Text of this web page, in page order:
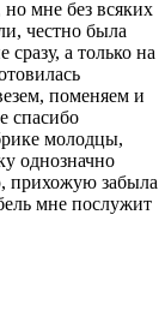
но мне без всяких
честно была
сразу, а только на
поменяем и
спасибо
молодцы,
однозначно
прихожую забыла
мне послужит